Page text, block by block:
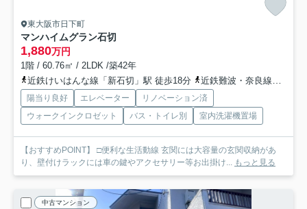
東大阪市日下町
マンハイムグラン石切
1,880万円
1階 / 60.76㎡ / 2LDK /築42年
近鉄けいはんな線「新石切」駅 徒歩18分
近鉄難波・奈良線「石切」駅 徒歩19分
陽当り良好 エレベーター
リノベーション済
ウォークインクロゼット
バス・トイレ別 室内洗濯機置場
【おすすめPOINT】 □便利な生活動線 玄関には大容量の玄関収納があ
り、壁付けラックには車の鍵やアクセサリー等お出掛け...
もっと見る
中古マンション